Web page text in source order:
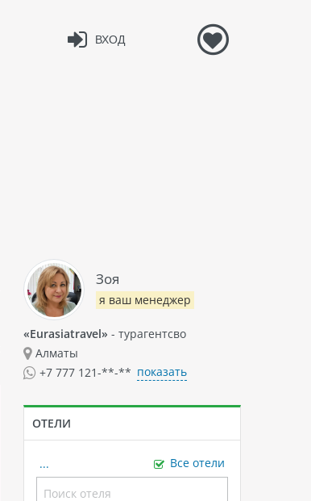
ВХОД
Зоя
я ваш менеджер
«Eurasiatravel» - турагентсво
Алматы
+7 777 121-**-** показать
ОТЕЛИ
... Все отели